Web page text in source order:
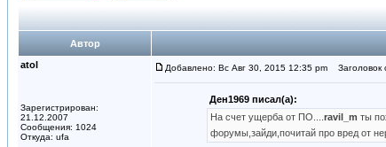
Автор
atol
Зарегистрирован:
21.12.2007
Сообщения: 1024
Откуда: ufa
Добавлено: Вс Авг 30, 2015 12:35 pm Заголовок
Ден1969 писал(а):
На счет ущерба от ПО.... ravil_m ты
форумы,зайди,почитай про вред от